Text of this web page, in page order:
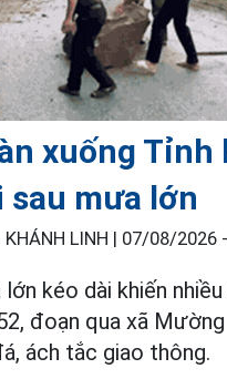
xuống Tỉnh
sau mưa lớn
LINH | 07/08/2026
kéo dài khiến
đoạn qua xã
ách tắc giao thông.